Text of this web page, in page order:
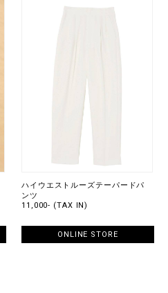
ハイウエストルーズテーパードパ
ンツ
11,000- (TAX IN)
ONLINE STORE